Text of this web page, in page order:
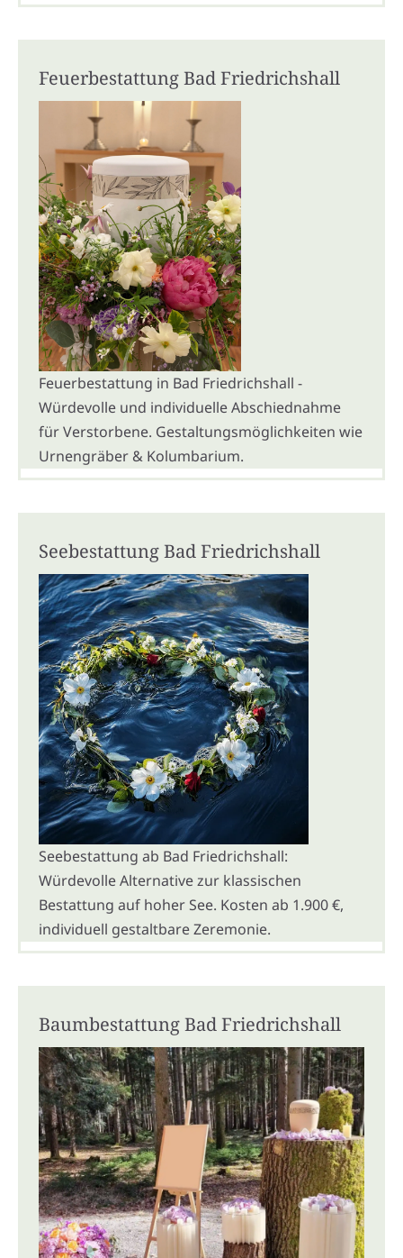
Feuerbestattung Bad Friedrichshall
Feuerbestattung in Bad Friedrichshall -
Würdevolle und individuelle Abschiednahme
für Verstorbene. Gestaltungsmöglichkeiten wie
Urnengräber & Kolumbarium.
Seebestattung Bad Friedrichshall
Seebestattung ab Bad Friedrichshall:
Würdevolle Alternative zur klassischen
Bestattung auf hoher See. Kosten ab 1.900 €,
individuell gestaltbare Zeremonie.
Baumbestattung Bad Friedrichshall